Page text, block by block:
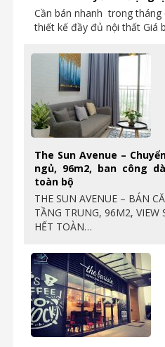
Cần bán nhanh trong
thiết kế đầy đủ nội thất Giá
The Sun Avenue –
ngủ, 96m2, ban công
toàn bộ
THE SUN AVENUE – BÁN
TẦNG TRUNG, 96M2, VIEW
HẾT TOÀN…